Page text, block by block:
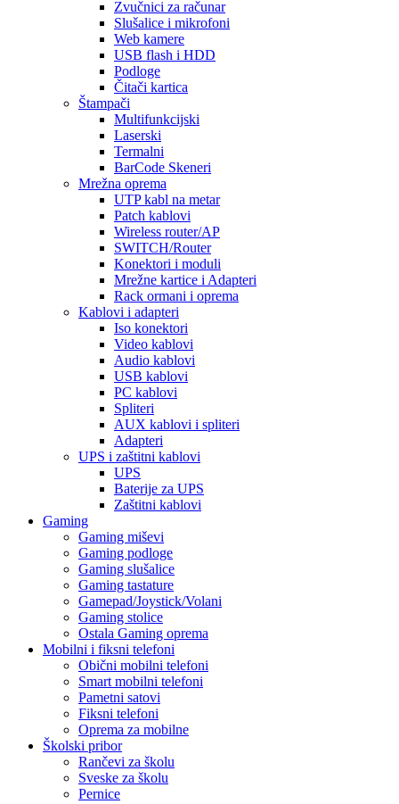
Zvučnici za računar
Slušalice i mikrofoni
Web kamere
USB flash i HDD
Podloge
Čitači kartica
Štampači
Multifunkcijski
Laserski
Termalni
BarCode Skeneri
Mrežna oprema
UTP kabl na metar
Patch kablovi
Wireless router/AP
SWITCH/Router
Konektori i moduli
Mrežne kartice i Adapteri
Rack ormani i oprema
Kablovi i adapteri
Iso konektori
Video kablovi
Audio kablovi
USB kablovi
PC kablovi
Spliteri
AUX kablovi i spliteri
Adapteri
UPS i zaštitni kablovi
UPS
Baterije za UPS
Zaštitni kablovi
Gaming
Gaming miševi
Gaming podloge
Gaming slušalice
Gaming tastature
Gamepad/Joystick/Volani
Gaming stolice
Ostala Gaming oprema
Mobilni i fiksni telefoni
Obični mobilni telefoni
Smart mobilni telefoni
Pametni satovi
Fiksni telefoni
Oprema za mobilne
Školski pribor
Rančevi za školu
Sveske za školu
Pernice